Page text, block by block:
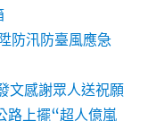
防汛防臺風應急
文感謝眾人送祝願
路上擺“超人億嵐